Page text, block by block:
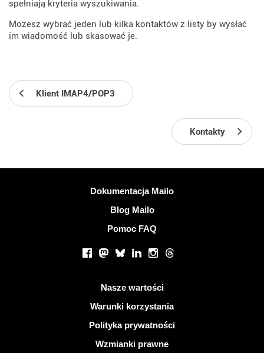
spełniają kryteria wyszukiwania.
Możesz wybrać jeden lub kilka kontaktów z listy by wysłać
im wiadomość lub skasować je.
Klient IMAP4/POP3
Kontakty
Dokumentacja Mailo
Blog Mailo
Pomoc FAQ
Facebook
Mastodon
BlueskyLinkedInInstagram
Threads
Nasze wartości
Warunki korzystania
Polityka prywatności
Wzmianki prawne